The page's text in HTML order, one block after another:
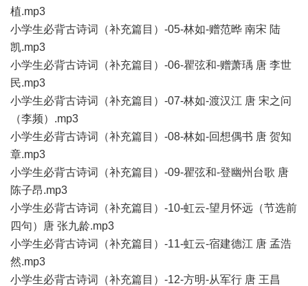
植.mp3
小学生必背古诗词（补充篇目）-05-林如-赠范晔 南宋 陆
凯.mp3
小学生必背古诗词（补充篇目）-06-瞿弦和-赠萧瑀 唐 李世
民.mp3
小学生必背古诗词（补充篇目）-07-林如-渡汉江 唐 宋之问
（李频）.mp3
小学生必背古诗词（补充篇目）-08-林如-回想偶书 唐 贺知
章.mp3
小学生必背古诗词（补充篇目）-09-瞿弦和-登幽州台歌 唐
陈子昂.mp3
小学生必背古诗词（补充篇目）-10-虹云-望月怀远（节选前
四句）唐 张九龄.mp3
小学生必背古诗词（补充篇目）-11-虹云-宿建德江 唐 孟浩
然.mp3
小学生必背古诗词（补充篇目）-12-方明-从军行 唐 王昌